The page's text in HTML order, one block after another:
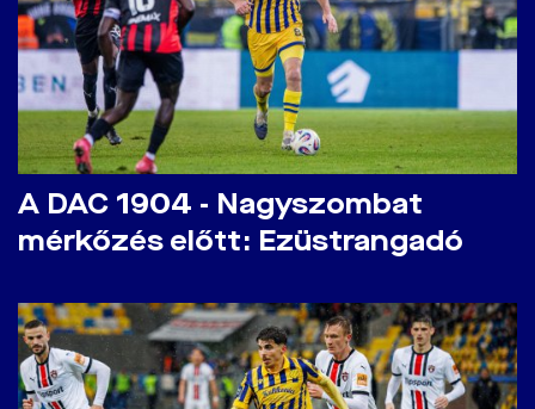
A DAC 1904 - Nagyszombat
mérkőzés előtt: Ezüstrangadó